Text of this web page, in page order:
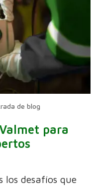
de blog
para
los desafíos que